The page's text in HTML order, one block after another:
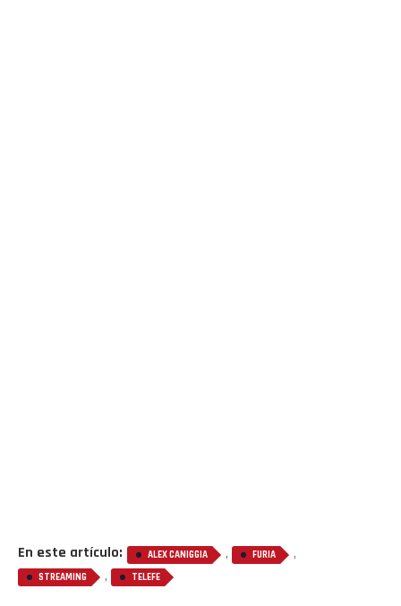
En este artículo: ALEX CANIGGIA , FURIA ,
STREAMING , TELEFE